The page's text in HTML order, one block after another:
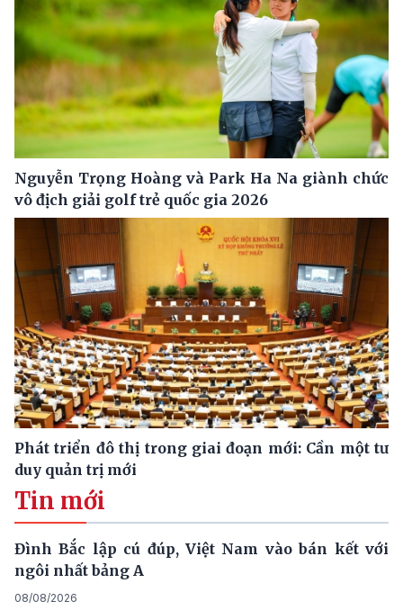
Nguyễn Trọng Hoàng và Park Ha Na giành chức
vô địch giải golf trẻ quốc gia 2026
Phát triển đô thị trong giai đoạn mới: Cần một tư
duy quản trị mới
Tin mới
Đình Bắc lập cú đúp, Việt Nam vào bán kết với
ngôi nhất bảng A
08/08/2026